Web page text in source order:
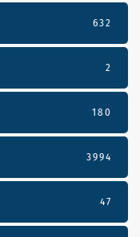
632
2
180
3994
47